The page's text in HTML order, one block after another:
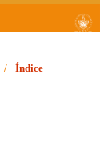
/ Índice